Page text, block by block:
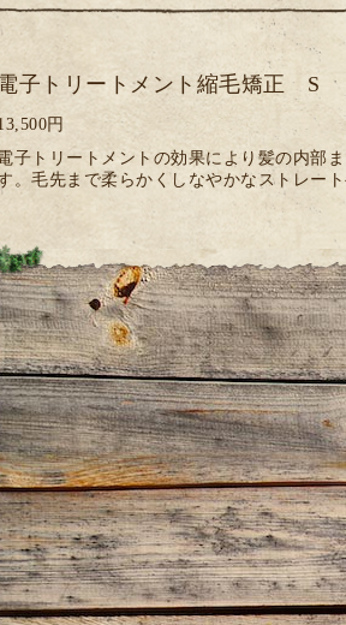
子トリートメント縮毛矯正 S
円
子トリートメントの効果により髪の内部
。毛先まで柔らかくしなやかなストレート